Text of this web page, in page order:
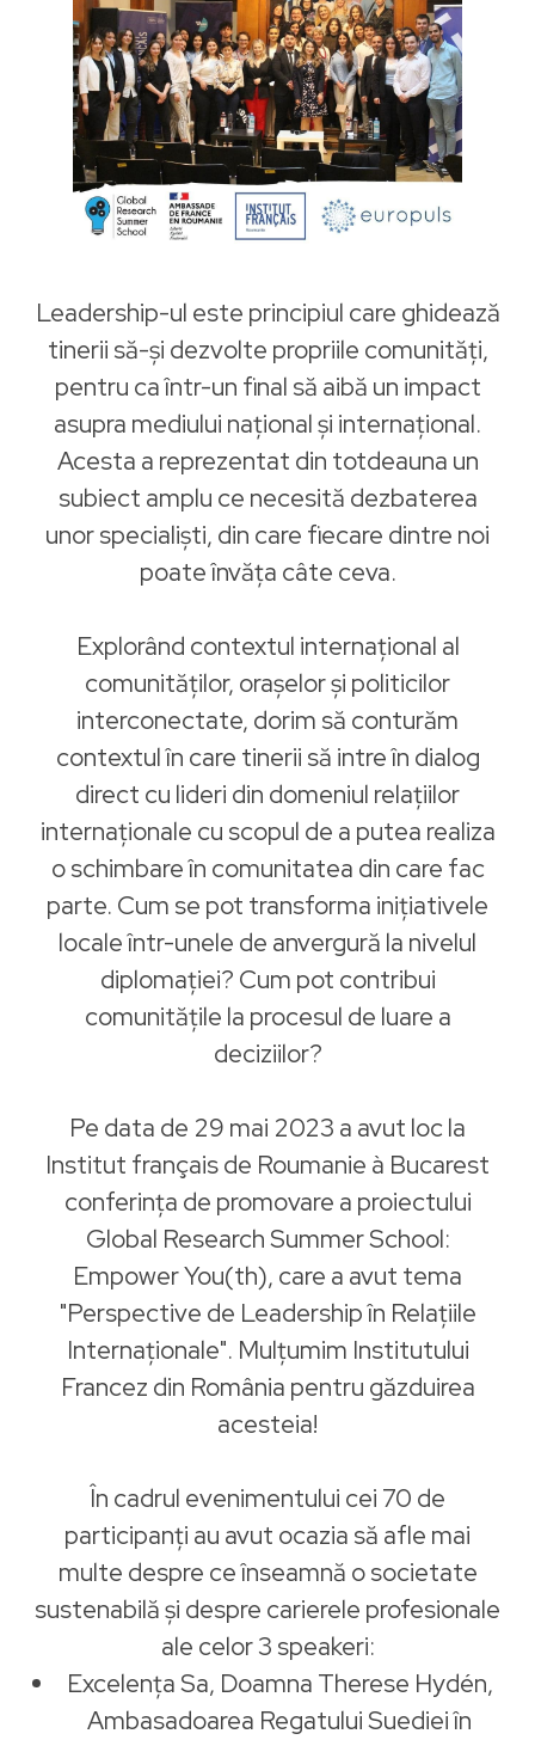
Leadership-ul este principiul care ghidează
tinerii să-și dezvolte propriile comunități,
pentru ca într-un final să aibă un impact
asupra mediului național și internațional.
Acesta a reprezentat din totdeauna un
subiect amplu ce necesită dezbaterea
unor specialiști, din care fiecare dintre noi
poate învăța câte ceva.
Explorând contextul internațional al
comunităților, orașelor și politicilor
interconectate, dorim să conturăm
contextul în care tinerii să intre în dialog
direct cu lideri din domeniul relațiilor
internaționale cu scopul de a putea realiza
o schimbare în comunitatea din care fac
parte. Cum se pot transforma inițiativele
locale într-unele de anvergură la nivelul
diplomației? Cum pot contribui
comunitățile la procesul de luare a
deciziilor?
Pe data de 29 mai 2023 a avut loc la
Institut français de Roumanie à Bucarest
conferința de promovare a proiectului
Global Research Summer School:
Empower You(th), care a avut tema
"Perspective de Leadership în Relațiile
Internaționale". Mulțumim Institutului
Francez din România pentru găzduirea
acesteia!
În cadrul evenimentului cei 70 de
participanți au avut ocazia să afle mai
multe despre ce înseamnă o societate
sustenabilă și despre carierele profesionale
ale celor 3 speakeri:
Excelența Sa, Doamna Therese Hydén,
Ambasadoarea Regatului Suediei în